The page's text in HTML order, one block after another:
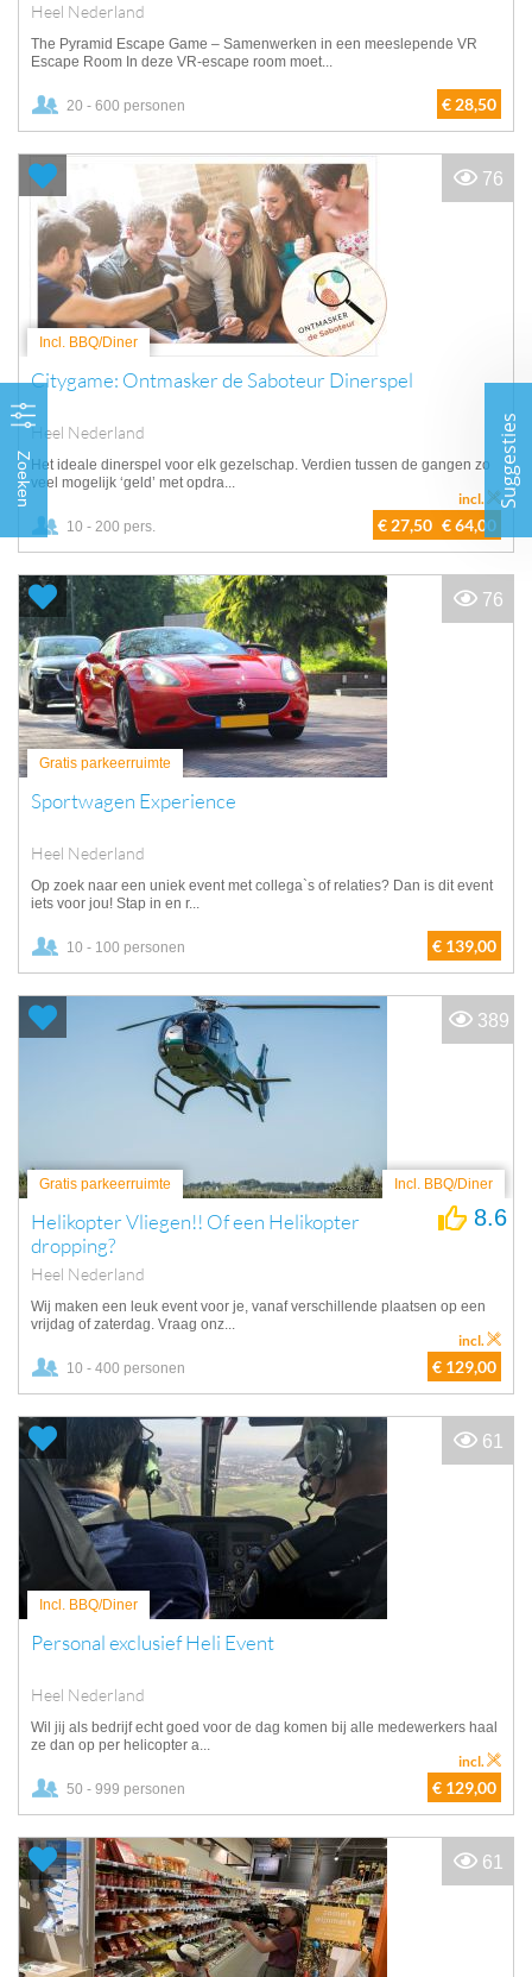
Zoeken
Heel Nederland
The Pyramid Escape Game – Samenwerken in een meeslepende VR
Escape Room In deze VR-escape room moet...
20 - 600 personen € 28,50
Incl. BBQ/Diner
Citygame: Ontmasker de Saboteur Dinerspel
Heel Nederland
Het ideale dinerspel voor elk gezelschap. Verdien tussen de gangen zo
veel mogelijk ‘geld’ met opdra...
10 - 200 pers. € 27,50 € 64,00
incl.
76
Gratis parkeerruimte
Sportwagen Experience
Heel Nederland
Op zoek naar een uniek event met collega`s of relaties? Dan is dit event
iets voor jou! Stap in en r...
10 - 100 personen € 139,00
76
Gratis parkeerruimte Incl. BBQ/Diner
Helikopter Vliegen!! Of een Helikopter
dropping?
Heel Nederland
8.6
Wij maken een leuk event voor je, vanaf verschillende plaatsen op een
vrijdag of zaterdag. Vraag onz...
10 - 400 personen € 129,00
incl.
389
Incl. BBQ/Diner
Personal exclusief Heli Event
Heel Nederland
Wil jij als bedrijf echt goed voor de dag komen bij alle medewerkers haal
ze dan op per helicopter a...
50 - 999 personen € 129,00
incl.
61
61
Suggesties